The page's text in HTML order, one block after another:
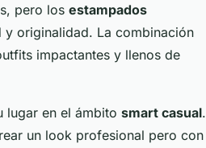
pero los estampados
y originalidad. La combinación
impactantes y llenos de
lugar en el ámbito smart casual.
un look profesional pero con